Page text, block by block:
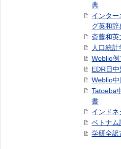
典
インター
グ英和辞
斎藤和英
人口統
Weblio
EDR日
Weblio
Tatoeba
書
インド
ベトナム
学研全訳